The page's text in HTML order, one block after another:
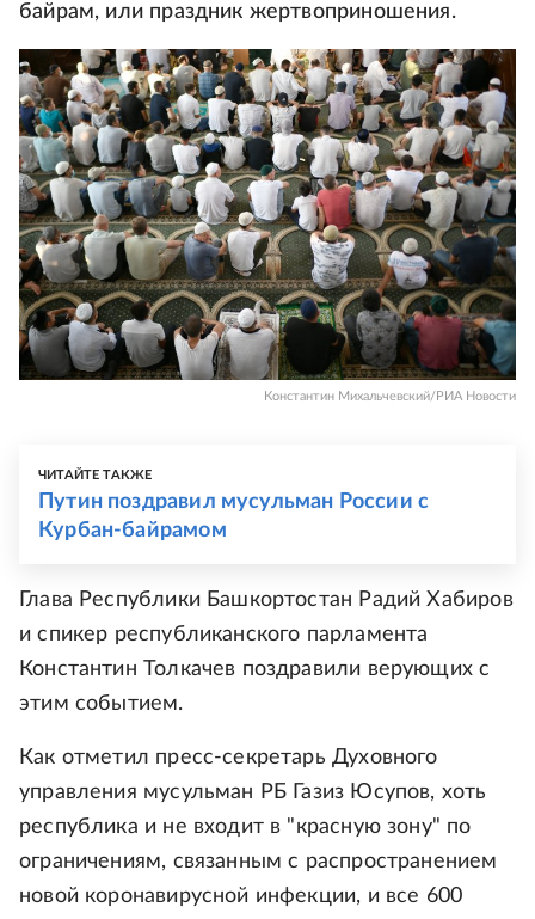
байрам, или праздник жертвоприношения.
Константин Михальчевский/РИА Новости
ЧИТАЙТЕ ТАКЖЕ
Путин поздравил мусульман России с
Курбан-байрамом
Глава Республики Башкортостан Радий Хабиров
и спикер республиканского парламента
Константин Толкачев поздравили верующих с
этим событием.
Как отметил пресс-секретарь Духовного
управления мусульман РБ Газиз Юсупов, хоть
республика и не входит в "красную зону" по
ограничениям, связанным с распространением
новой коронавирусной инфекции, и все 600